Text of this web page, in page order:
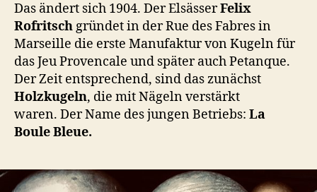
Das ändert sich 1904. Der ElsässerFelix
Rofritschgründet in der Rue des Fabres in
Marseille die erste Manufaktur von Kugeln für
das Jeu Provencale und später auch Petanque.
Der Zeit entsprechend, sind das zunächst
Holzkugeln, die mit Nägeln verstärkt
waren. Der Name des jungen Betriebs: La
Boule Bleue.